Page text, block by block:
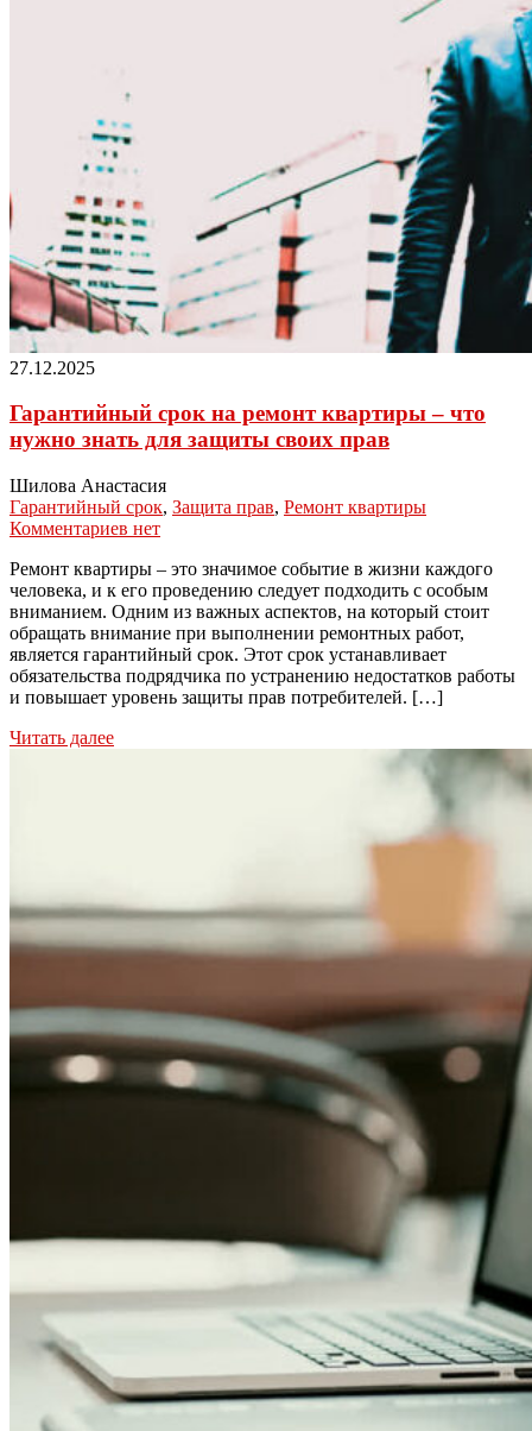
27.12.2025
Гарантийный срок на ремонт квартиры – что
нужно знать для защиты своих прав
Шилова Анастасия
Гарантийный срок, Защита прав, Ремонт квартиры
Комментариев нет
Ремонт квартиры – это значимое событие в жизни каждого
человека, и к его проведению следует подходить с особым
вниманием. Одним из важных аспектов, на который стоит
обращать внимание при выполнении ремонтных работ,
является гарантийный срок. Этот срок устанавливает
обязательства подрядчика по устранению недостатков работы
и повышает уровень защиты прав потребителей. […]
Читать далее